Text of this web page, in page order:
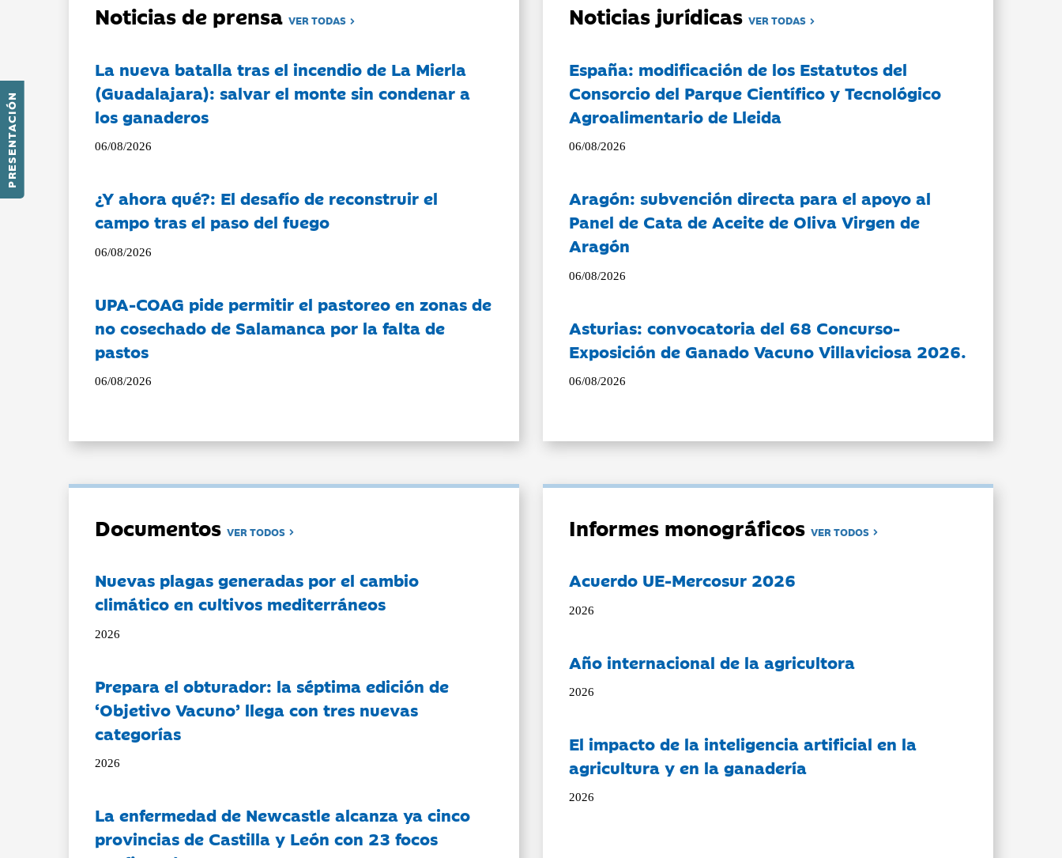
PRESENTACIÓN
Noticias de prensaVER TODAS
La nueva batalla tras el incendio de La Mierla
(Guadalajara): salvar el monte sin condenar a
los ganaderos
06/08/2026
¿Y ahora qué?: El desafío de reconstruir el
campo tras el paso del fuego
06/08/2026
UPA-COAG pide permitir el pastoreo en zonas de
no cosechado de Salamanca por la falta de
pastos
06/08/2026
Noticias jurídicasVER TODAS
España: modificación de los Estatutos del
Consorcio del Parque Científico y Tecnológico
Agroalimentario de Lleida
06/08/2026
Aragón: subvención directa para el apoyo al
Panel de Cata de Aceite de Oliva Virgen de
Aragón
06/08/2026
Asturias: convocatoria del 68 Concurso-
Exposición de Ganado Vacuno Villaviciosa 2026.
06/08/2026
DocumentosVER TODOS
Nuevas plagas generadas por el cambio
climático en cultivos mediterráneos
2026
Prepara el obturador: la séptima edición de
‘Objetivo Vacuno’ llega con tres nuevas
categorías
2026
La enfermedad de Newcastle alcanza ya cinco
provincias de Castilla y León con 23 focos
Informes monográficosVER TODOS
Acuerdo UE-Mercosur 2026
2026
Año internacional de la agricultora
2026
El impacto de la inteligencia artificial en la
agricultura y en la ganadería
2026